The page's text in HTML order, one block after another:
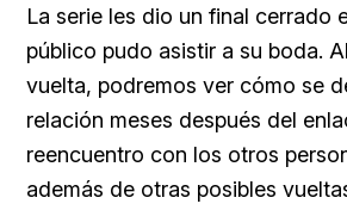
La serie les dio un final cerrado
público pudo asistir a su boda.
vuelta, podremos ver cómo se
relación meses después del
reencuentro con los otros
además de otras posibles